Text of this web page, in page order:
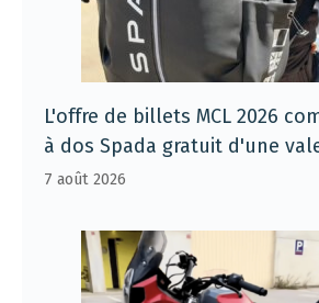
L'offre de billets MCL 2026
à dos Spada gratuit d'une
7 août 2026